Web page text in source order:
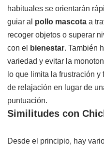
habituales se orientarán
guiar al pollo mascota a
recoger objetos o superar
con el
bienestar. También
variedad y evitar la
lo que limita la frustración
de relajación en lugar de
puntuación.
Similitudes con
Desde el principio, hay